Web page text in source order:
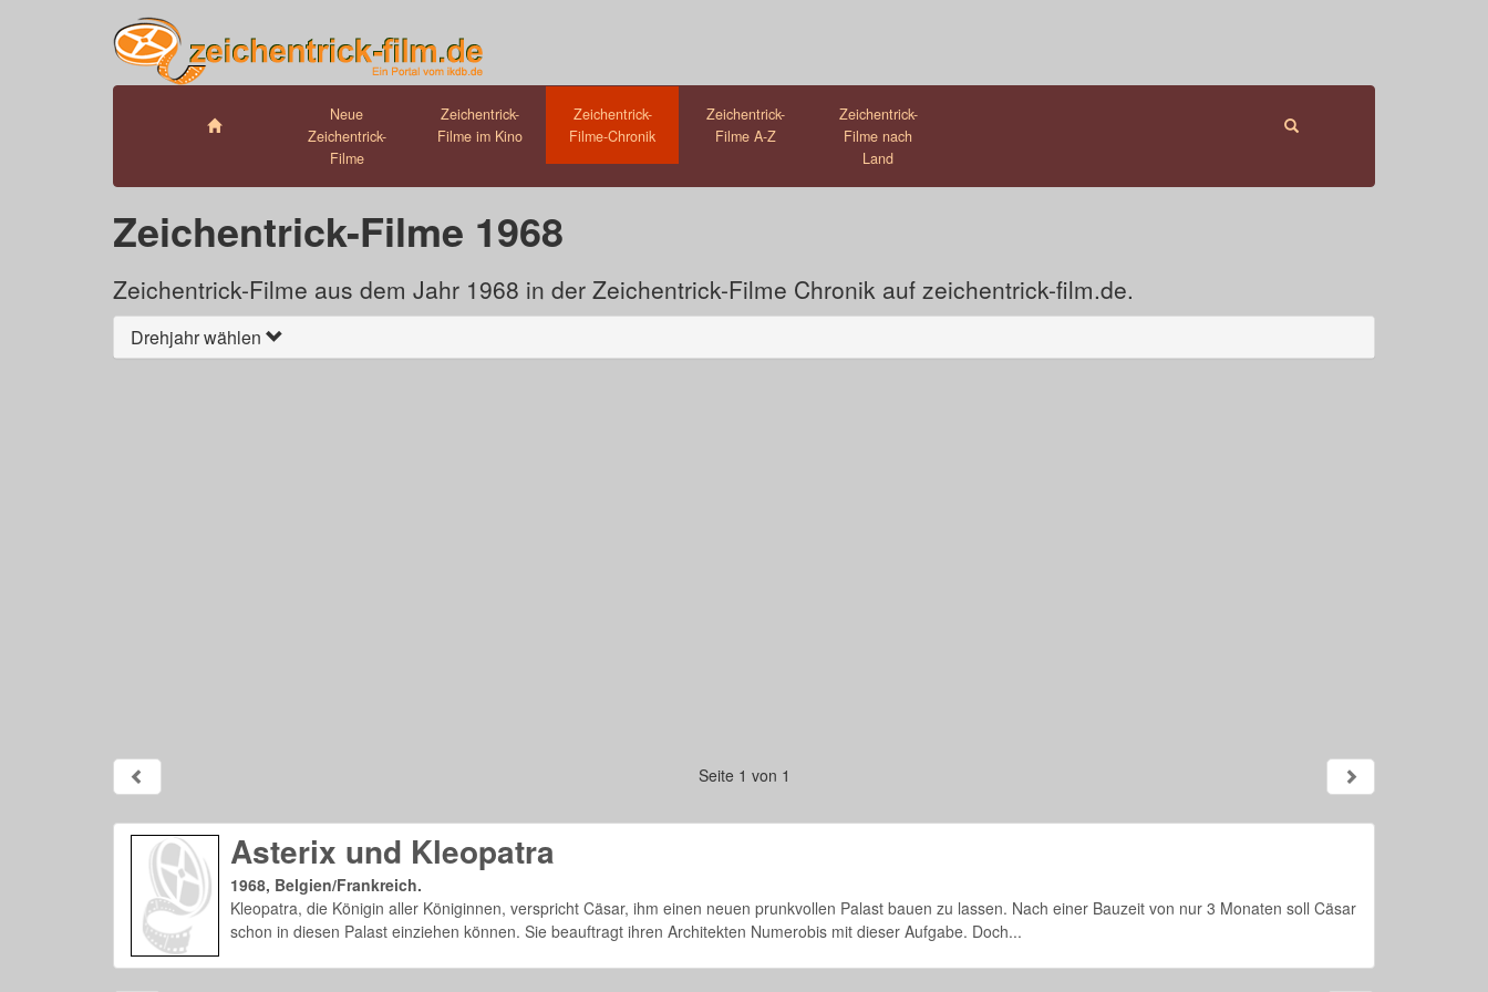
Neue
Zeichentrick-
Filme
Zeichentrick-
Filme im Kino
Zeichentrick-
Filme-Chronik
Zeichentrick-
Filme A-Z
Zeichentrick-
Filme nach
Land
Zeichentrick-Filme 1968
Zeichentrick-Filme aus dem Jahr 1968 in der Zeichentrick-Filme Chronik auf zeichentrick-film.de.
Drehjahr wählen
Seite 1 von 1
Asterix und Kleopatra
1968, Belgien/Frankreich.
Kleopatra, die Königin aller Königinnen, verspricht Cäsar, ihm einen neuen prunkvollen Palast bauen zu lassen. Nach einer Bauzeit von nur 3 Monaten soll Cäsar
schon in diesen Palast einziehen können. Sie beauftragt ihren Architekten Numerobis mit dieser Aufgabe. Doch...